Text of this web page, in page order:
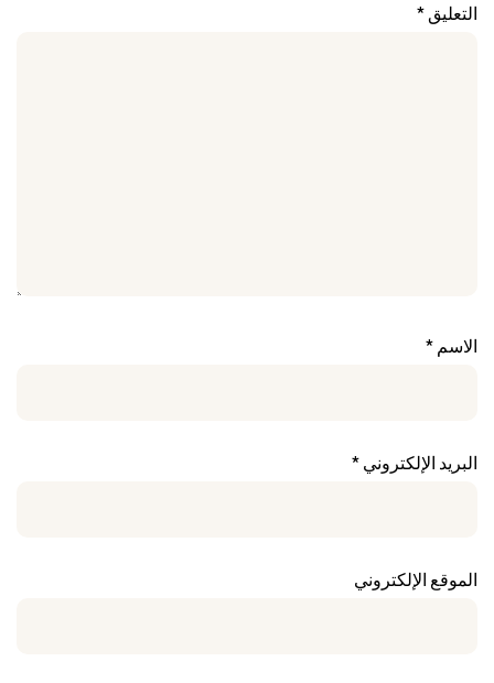
التعليق*
الاسم*
البريد الإلكتروني*
الموقع الإلكتروني